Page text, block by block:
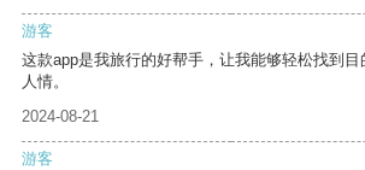
游客
这款app是我旅行的好帮手，让我能够轻松找到
人情。
2024-08-21
游客